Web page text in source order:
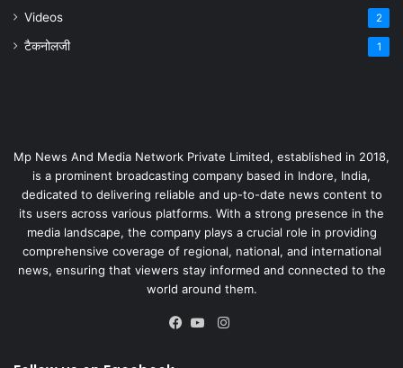
Videos 2
टैकनोलजी 1
Mp News And Media Network Private Limited, established in 2018,
is a prominent broadcasting company based in Indore, India,
dedicated to delivering reliable and up-to-date news content to
its users across various platforms. With a strong presence in the
media landscape, the company plays a crucial role in providing
comprehensive coverage of regional, national, and international
news, ensuring that viewers stay informed and connected to the
world around them.
Instagram